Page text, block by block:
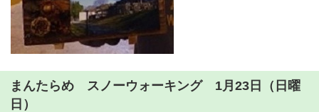
まんたらめ スノーウォーキング 1月23日（日曜
日）